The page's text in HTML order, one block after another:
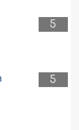
5
5